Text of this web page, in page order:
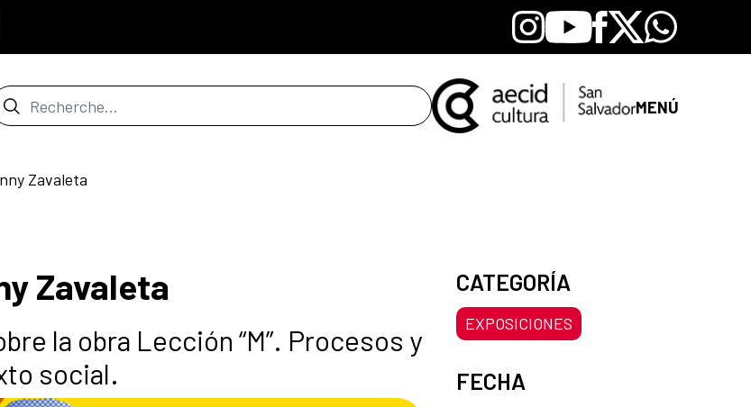
Instagram
YoutubeFacebook
X Whatsapp
de recherche MENÚ
Zavaleta
Zavaleta
la obra Lección “M”. Procesos y
social.
CATEGORÍA
EXPOSICIONES
FECHA